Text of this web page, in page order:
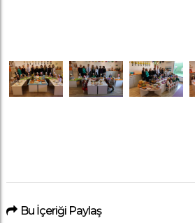
Bu İçeriği Paylaş